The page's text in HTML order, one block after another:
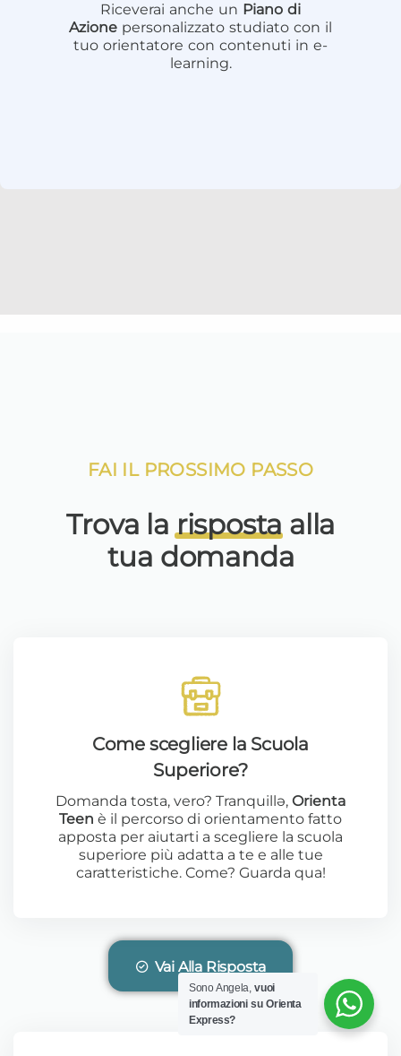
Riceverai anche un Piano di
Azione personalizzato studiato con il
tuo orientatore con contenuti in e-
learning.
FAI IL PROSSIMO PASSO
Trova larispostaalla
tua domanda
Come scegliere la Scuola
Superiore?
Domanda tosta, vero? Tranquillə, Orienta
Teen è il percorso di orientamento fatto
apposta per aiutarti a scegliere la scuola
superiore più adatta a te e alle tue
caratteristiche. Come? Guarda qua!
Vai Alla Risposta
Sono Angela,vuoi
informazioni su Orienta
Express?